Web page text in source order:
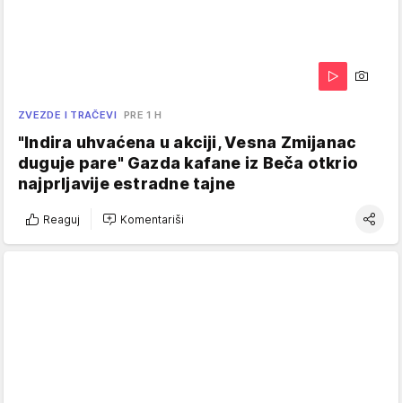
ZVEZDE I TRAČEVI PRE 1 H
"Indira uhvaćena u akciji, Vesna Zmijanac
duguje pare" Gazda kafane iz Beča otkrio
najprljavije estradne tajne
Reaguj Komentariši